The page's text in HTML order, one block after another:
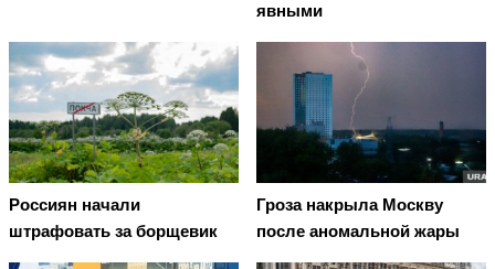
явными
Россиян начали
штрафовать за борщевик
Гроза накрыла Москву
после аномальной жары